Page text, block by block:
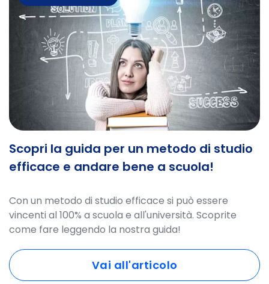
Scopri la guida per un metodo di studio
efficace e andare bene a scuola!
Con un metodo di studio efficace si può essere
vincenti al 100% a scuola e all'università. Scoprite
come fare leggendo la nostra guida!
Vai all'articolo